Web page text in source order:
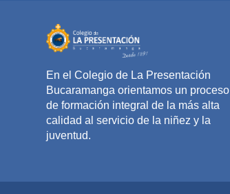
En el Colegio de La Presentación
Bucaramanga orientamos un proceso
de formación integral de la más alta
calidad al servicio de la niñez y la
juventud.